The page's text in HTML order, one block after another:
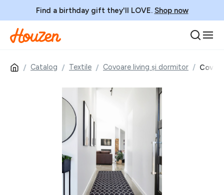
Find a birthday gift they'll LOVE. Shop now
Catalog Textile Covoare living și dormitor